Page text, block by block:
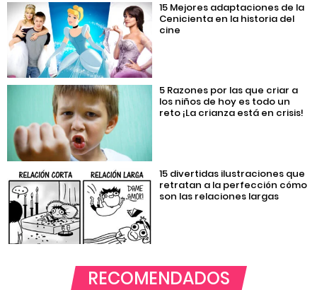
15 Mejores adaptaciones de la
Cenicienta en la historia del
cine
5 Razones por las que criar a
los niños de hoy es todo un
reto ¡La crianza está en crisis!
15 divertidas ilustraciones que
retratan a la perfección cómo
son las relaciones largas
RECOMENDADOS